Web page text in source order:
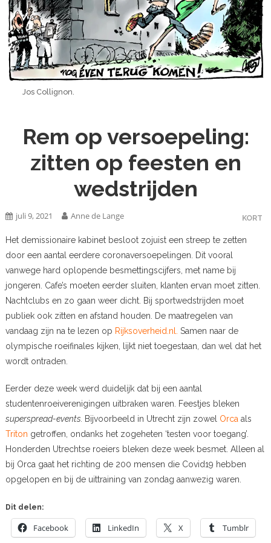
Jos Collignon.
Rem op versoepeling:
zitten op feesten en
wedstrijden
KORT
juli 9, 2021 Anne de Lange
Het demissionaire kabinet besloot zojuist een streep te zetten
door een aantal eerdere coronaversoepelingen. Dit vooral
vanwege hard oplopende besmettingscijfers, met name bij
jongeren. Cafe’s moeten eerder sluiten, klanten ervan moet zitten.
Nachtclubs en zo gaan weer dicht. Bij sportwedstrijden moet
publiek ook zitten en afstand houden. De maatregelen van
vandaag zijn na te lezen op Rijksoverheid.nl. Samen naar de
olympische roeifinales kijken, lijkt niet toegestaan, dan wel dat het
wordt ontraden.
Eerder deze week werd duidelijk dat bij een aantal
studentenroeiverenigingen uitbraken waren. Feestjes bleken
superspread-events. Bijvoorbeeld in Utrecht zijn zowel Orca als
Triton getroffen, ondanks het zogeheten ‘testen voor toegang’.
Honderden Utrechtse roeiers bleken deze week besmet. Alleen al
bij Orca gaat het richting de 200 mensen die Covid19 hebben
opgelopen en bij de uittraining van zondag aanwezig waren.
Dit delen:
Facebook LinkedIn X Tumblr